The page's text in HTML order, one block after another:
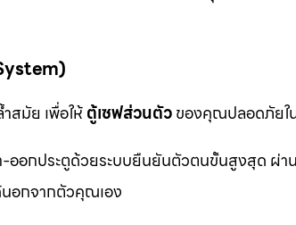
สมัย เพื่อให้ตู้เซฟส่วนตัวของคุณปลอดภัยใ
-ออกประตูด้วยระบบยืนยันตัวตนขั้นสูงสุด ผ่
อกจากตัวคุณเอง